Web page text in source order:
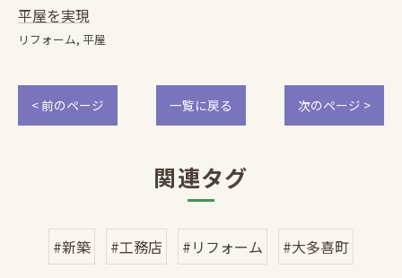
平屋を実現
リフォーム 平屋
< 前のページ 一覧に戻る 次のページ >
関連タグ
#新築 #工務店 #リフォーム #大多喜町